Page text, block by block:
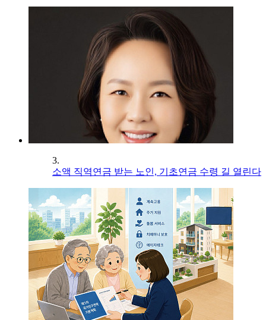
3.
소액 직역연금 받는 노인, 기초연금 수령 길 열린다